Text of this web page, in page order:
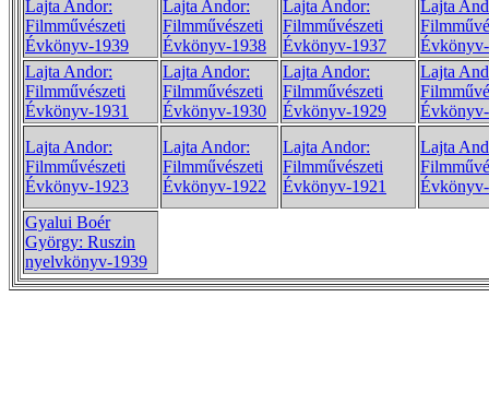
Lajta Andor:
Filmművészeti
Évkönyv-1939
Lajta Andor:
Filmművészeti
Évkönyv-1938
Lajta Andor:
Filmművészeti
Évkönyv-1937
Lajta
Lajta Andor:
Filmművészeti
Évkönyv-1931
Lajta Andor:
Filmművészeti
Évkönyv-1930
Lajta Andor:
Filmművészeti
Évkönyv-1929
Lajta
Lajta Andor:
Filmművészeti
Évkönyv-1923
Lajta Andor:
Filmművészeti
Évkönyv-1922
Lajta Andor:
Filmművészeti
Évkönyv-1921
Lajta
Gyalui Boér
György: Ruszin
nyelvkönyv-1939